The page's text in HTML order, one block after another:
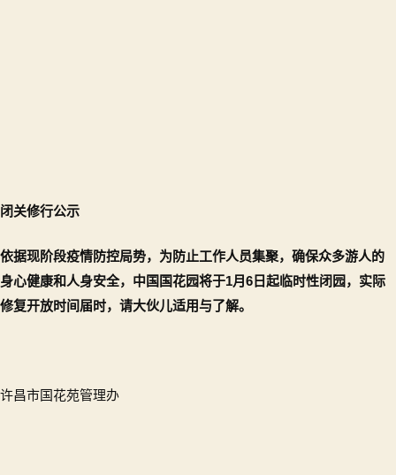
闭关修行公示
依据现阶段疫情防控局势，为防止工作人员集聚，确保众多游人的
身心健康和人身安全，中国国花园将于1月6日起临时性闭园，实际
修复开放时间届时，请大伙儿适用与了解。
许昌市国花苑管理办